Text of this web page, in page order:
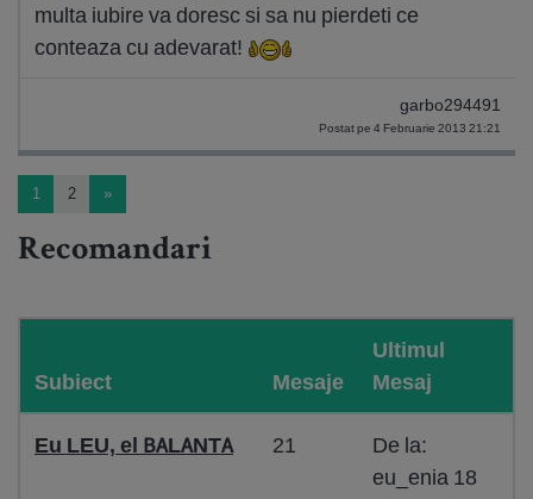
multa iubire va doresc si sa nu pierdeti ce
conteaza cu adevarat!
garbo294491
Postat pe 4 Februarie 2013 21:21
1 2 »
Recomandari
Subiect Mesaje
Ultimul
Mesaj
Eu LEU, el BALANTA 21
De la:
eu_enia 18